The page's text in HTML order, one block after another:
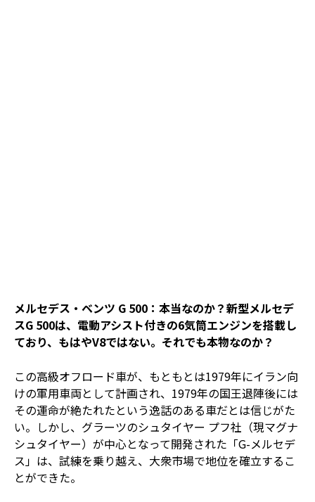
メルセデス・ベンツ G 500：本当なのか？新型メルセデ
スG 500は、電動アシスト付きの6気筒エンジンを搭載し
ており、もはやV8ではない。それでも本物なのか？
この高級オフロード車が、もともとは1979年にイラン向
けの軍用車両として計画され、1979年の国王退陣後には
その運命が絶たれたという逸話のある車だとは信じがた
い。しかし、グラーツのシュタイヤー プフ社（現マグナ
シュタイヤー）が中心となって開発された「G-メルセデ
ス」は、試練を乗り越え、大衆市場で地位を確立するこ
とができた。